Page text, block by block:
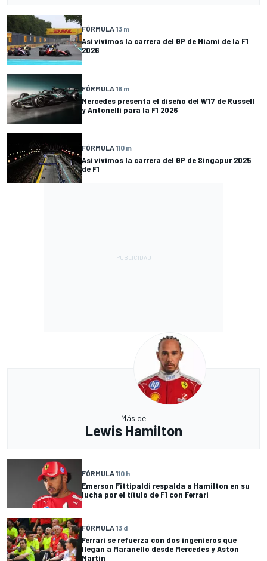
FÓRMULA 13 m
Así vivimos la carrera del GP de Miami de la F1
2026
FÓRMULA 16 m
Mercedes presenta el diseño del W17 de Russell
y Antonelli para la F1 2026
FÓRMULA 110 m
Así vivimos la carrera del GP de Singapur 2025
de F1
Más de
Lewis Hamilton
FÓRMULA 110 h
Emerson Fittipaldi respalda a Hamilton en su
lucha por el título de F1 con Ferrari
FÓRMULA 13 d
Ferrari se refuerza con dos ingenieros que
llegan a Maranello desde Mercedes y Aston
Martin